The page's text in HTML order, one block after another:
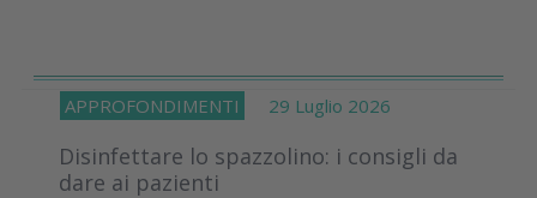
APPROFONDIMENTI 29 Luglio 2026
Disinfettare lo spazzolino: i consigli da
dare ai pazienti